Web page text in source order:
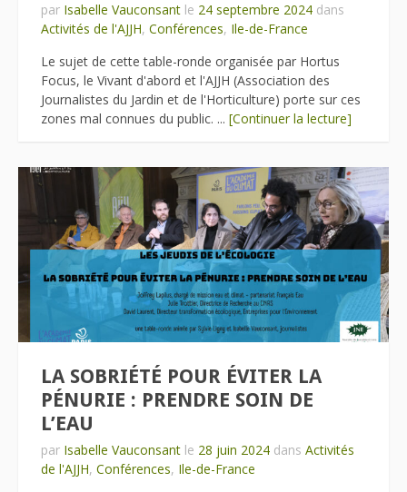
par Isabelle Vauconsant le 24 septembre 2024 dans
Activités de l'AJJH, Conférences, Ile-de-France
Le sujet de cette table-ronde organisée par Hortus
Focus, le Vivant d'abord et l'AJJH (Association des
Journalistes du Jardin et de l'Horticulture) porte sur ces
zones mal connues du public. ... [Continuer la lecture]
LA SOBRIÉTÉ POUR ÉVITER LA
PÉNURIE : PRENDRE SOIN DE
L’EAU
par Isabelle Vauconsant le 28 juin 2024 dans Activités
de l'AJJH, Conférences, Ile-de-France